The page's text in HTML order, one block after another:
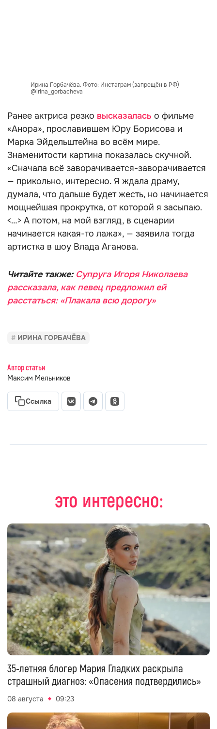
Ирина Горбачёва. Фото: Инстаграм (запрещён в РФ)
@irina_gorbacheva
Ранее актриса резко высказалась о фильме
«Анора», прославившем Юру Борисова и
Марка Эйдельштейна во всём мире.
Знаменитости картина показалась скучной.
«Сначала всё заворачивается-заворачивается
— прикольно, интересно. Я ждала драму,
думала, что дальше будет жесть, но начинается
мощнейшая прокрутка, от которой я засыпаю.
<…> А потом, на мой взгляд, в сценарии
начинается какая-то лажа», — заявила тогда
артистка в шоу Влада Аганова.
Читайте также: Супруга Игоря Николаева
рассказала, как певец предложил ей
расстаться: «Плакала всю дорогу»
ИРИНА ГОРБАЧЁВА
Автор статьи
Максим Мельников
Ссылка
это интересно:
35-летняя блогер Мария Гладких раскрыла
страшный диагноз: «Опасения подтвердились»
08 августа 09:23